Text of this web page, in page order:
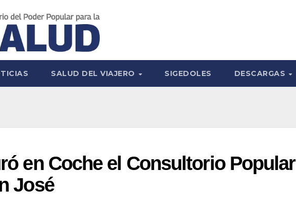
SALUD DEL VIAJERO SIGEDOLES DESCARGAS
en Coche el Consultorio Popular
José